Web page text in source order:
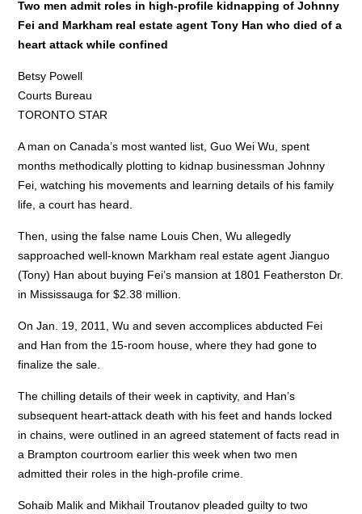
Two men admit roles in high-profile kidnapping of Johnny
Fei and Markham real estate agent Tony Han who died of a
heart attack while confined
Betsy Powell
Courts Bureau
TORONTO STAR
A man on Canada’s most wanted list, Guo Wei Wu, spent
months methodically plotting to kidnap businessman Johnny
Fei, watching his movements and learning details of his family
life, a court has heard.
Then, using the false name Louis Chen, Wu allegedly
sapproached well-known Markham real estate agent Jianguo
(Tony) Han about buying Fei’s mansion at 1801 Featherston Dr.
in Mississauga for $2.38 million.
On Jan. 19, 2011, Wu and seven accomplices abducted Fei
and Han from the 15-room house, where they had gone to
finalize the sale.
The chilling details of their week in captivity, and Han’s
subsequent heart-attack death with his feet and hands locked
in chains, were outlined in an agreed statement of facts read in
a Brampton courtroom earlier this week when two men
admitted their roles in the high-profile crime.
Sohaib Malik and Mikhail Troutanov pleaded guilty to two